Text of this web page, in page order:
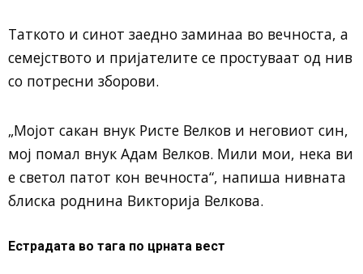
Таткото и синот заедно заминаа во вечноста, а
семејството и пријателите се простуваат од нив
со потресни зборови.
„Мојот сакан внук Ристе Велков и неговиот син,
мој помал внук Адам Велков. Мили мои, нека ви
е светол патот кон вечноста“, напиша нивната
блиска роднина Викторија Велкова.
Естрадата во тага по црната вест